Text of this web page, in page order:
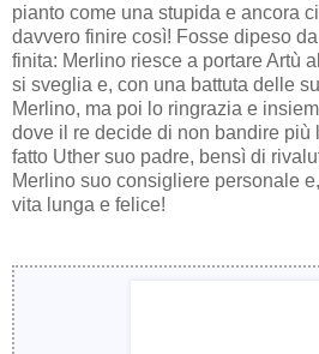
pianto come una stupida e ancora
davvero finire così! Fosse dipeso
finita: Merlino riesce a portare Artù
si sveglia e, con una battuta delle
Merlino, ma poi lo ringrazia e
dove il re decide di non bandire più
fatto Uther suo padre, bensì di
Merlino suo consigliere personale
vita lunga e felice!